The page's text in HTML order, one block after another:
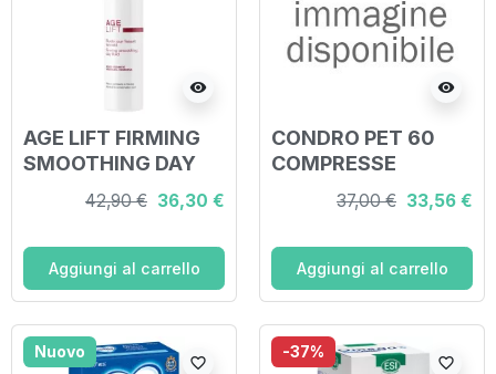
visibility
AGE LIFT FIRMING
SMOOTHING DAY
FLUID 40 ML FLUIDO
GIORNO LEVIGANTE
42,90 € 36,30 €
Aggiungi al carrello
visibility
CONDRO PET 60
COMPRESSE
37,00 € 33,56 €
Aggiungi al carrello
Nuovo
favorite_border
-37%
favorite_border